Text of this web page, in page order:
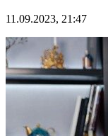
11.09.2023, 21:47